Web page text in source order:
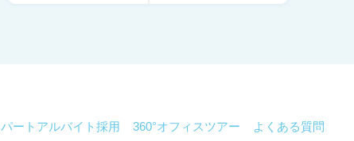
パートアルバイト採用 360°オフィスツアー よくある質問